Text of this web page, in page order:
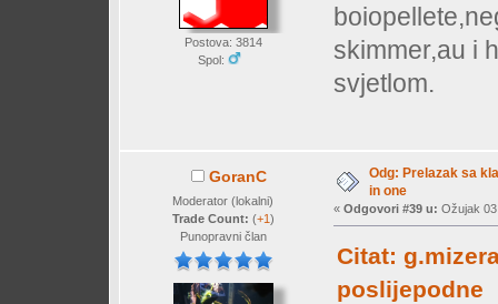
Postova: 3814
Spol:
skimmer,au i
svjetlom.
GoranC
Moderator (lokalni)
Trade Count: (+1)
Punopravni član
Odg: Prelazak sa
in one
« Odgovori #39 u: Ožujak
Citat:
poslijepodne